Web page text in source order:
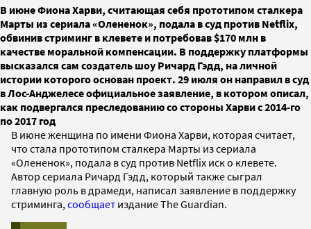
В июне Фиона Харви, считающая себя прототипом сталкера
Марты из сериала «Олененок», подала в суд против Netflix,
обвинив стриминг в клевете и потребовав $170 млн в
качестве моральной компенсации. В поддержку платформы
высказался сам создатель шоу Ричард Гэдд, на личной
истории которого основан проект. 29 июля он направил в суд
в Лос-Анджелесе официальное заявление, в котором описал,
как подвергался преследованию со стороны Харви с 2014-го
по 2017 год
В июне женщина по имени Фиона Харви, которая считает,
что стала прототипом сталкера Марты из сериала
«Олененок», подала в суд против Netflix иск о клевете.
Автор сериала Ричард Гэдд, который также сыграл
главную роль в драмеди, написал заявление в поддержку
стриминга, сообщает издание The Guardian.